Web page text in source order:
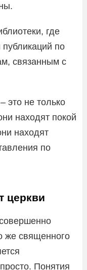
где
по
связанным с
это не только
находят покой
находят
по
церкви
же священного
Понятия